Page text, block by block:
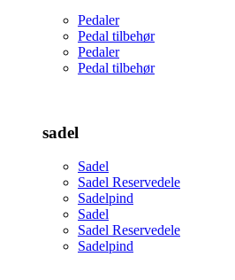
Pedaler
Pedal tilbehør
Pedaler
Pedal tilbehør
sadel
Sadel
Sadel Reservedele
Sadelpind
Sadel
Sadel Reservedele
Sadelpind